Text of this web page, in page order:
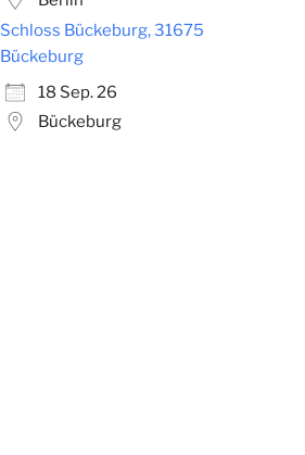
Schloss Bückeburg, 31675
Bückeburg
18 Sep. 26
Bückeburg